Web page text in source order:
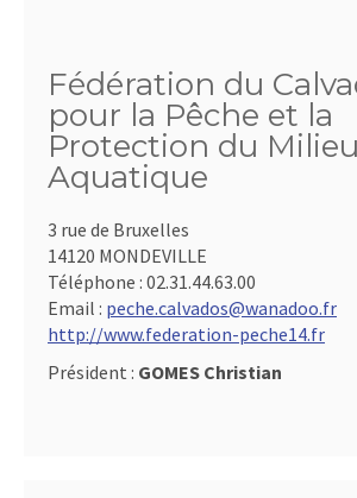
Fédération du
pour la Pêche et la
Protection du Milieu
Aquatique
3 rue de Bruxelles
14120 MONDEVILLE
Téléphone : 02.31.44.63.00
Email : peche.calvados@wanadoo.fr
http://www.federation-peche14.fr
Président : GOMES Christian